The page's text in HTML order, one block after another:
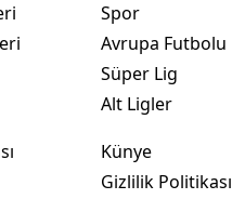
Spor
Avrupa Futbolu
Süper Lig
Alt Ligler
Künye
Gizlilik Politikası